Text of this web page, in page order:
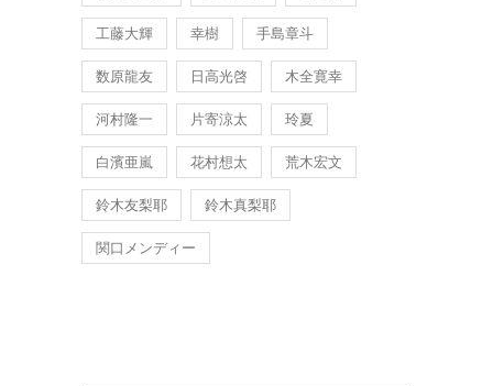
工藤大輝 幸樹 手島章斗
数原龍友 日高光啓 木全寛幸
河村隆一 片寄涼太 玲夏
白濱亜嵐 花村想太 荒木宏文
鈴木友梨耶 鈴木真梨耶
関口メンディー